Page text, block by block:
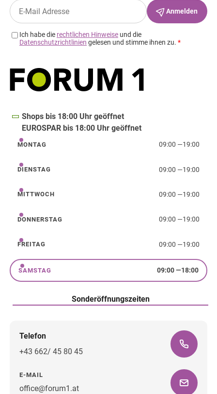
Shops bis 18:00 Uhr geöffnet
EUROSPAR bis 18:00 Uhr geöffnet
Montag
MONTAG 09:00 —19:00
Dienstag
DIENSTAG 09:00 —19:00
Mittwoch
MITTWOCH 09:00 —19:00
Donnerstag
DONNERSTAG 09:00 —19:00
Freitag
FREITAG 09:00 —19:00
Samstag
SAMSTAG 09:00—18:00
Sonderöffnungszeiten
Telefon
+43 662/ 45 80 45
E-MAIL
office@forum1.at